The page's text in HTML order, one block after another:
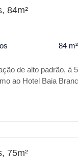
* Restaurante *
* 2 Vagas de
o ECO RESORT
84m²
84 m²
de alto padrão, à
ao Hotel Baia
personalizada,
75m²